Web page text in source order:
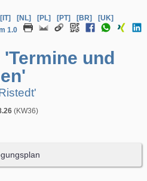
[IT] [NL] [PL] [PT] [BR]
[UK]
1.0
'Termine und
(KW36)